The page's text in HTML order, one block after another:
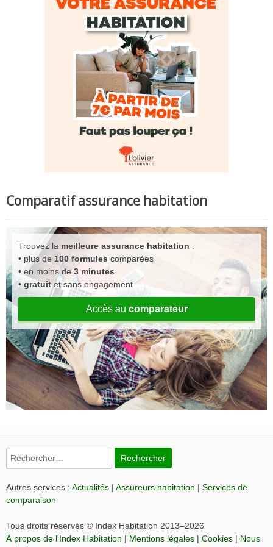
Comparatif assurance habitation
Trouvez la meilleure assurance habitation :
• plus de 100 formules comparées
• en moins de3 minutes
• gratuitet sans engagement
Accès au comparateur
Rechercher :
Autres services : Actualités | Assureurs habitation | Services de
comparaison
Tous droits réservés © Index Habitation 2013–2026
À propos de l'Index Habitation | Mentions légales | Cookies | Nous